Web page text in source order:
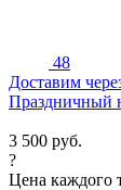
48
Доставим
Праздничный
3 500 руб.
?
Цена каждого